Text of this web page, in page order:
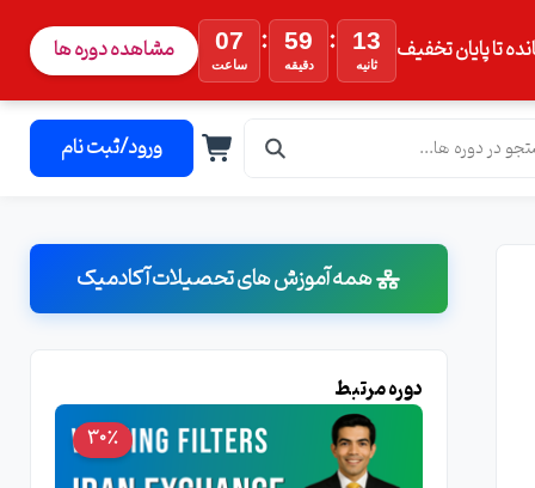
تا پایان تخفیف 07
ساعت
: 59
دقیقه
: 12
ثانیه مشاهده دوره ها
ورود/ثبت نام
همه آموزش های تحصیلات آکادمیک
دوره مرتبط
30٪